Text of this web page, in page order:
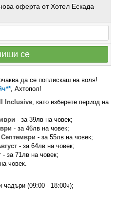
оферта от Хотел Ескада
се
да се поплискаш на воля!
, Ахтопол!
Inclusive, като изберете период на
- за 39лв на човек;
- за 46лв на човек;
Септември - за 55лв на човек;
- за 64лв на човек;
- за 71лв на човек;
човек.
чадъри (09:00 - 18:00ч);